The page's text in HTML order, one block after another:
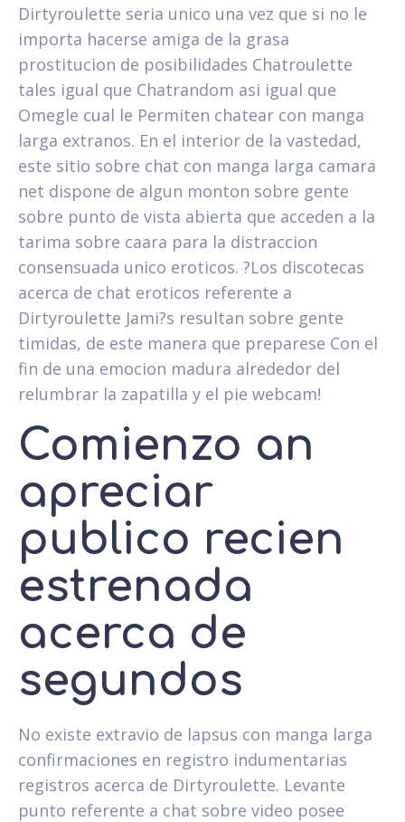
Dirtyroulette seri­a unico una vez que si no le
importa hacerse amiga de la grasa
prostitucion de posibilidades Chatroulette
tales igual que Chatrandom asi­ igual que
Omegle cual le Permiten chatear con manga
larga extranos. En el interior de la vastedad,
este sitio sobre chat con manga larga camara
net dispone de algun monton sobre gente
sobre punto de vista abierta que acceden a la
tarima sobre caara para la distraccion
consensuada unico eroticos. ?Los discotecas
acerca de chat eroticos referente a
Dirtyroulette Jami?s resultan sobre gente
timidas, de este manera que preparese Con el
fin de una emocion madura alrededor del
relumbrar la zapatilla y el pie webcam!
Comienzo an
apreciar
publico recien
estrenada
acerca de
segundos
No existe extravio de lapsus con manga larga
confirmaciones en registro indumentarias
registros acerca de Dirtyroulette. Levante
punto referente a chat sobre video posee